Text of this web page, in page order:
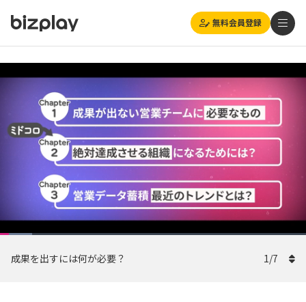
無料会員登録
Loaded:
成果を出すには何が必要？ 1/7